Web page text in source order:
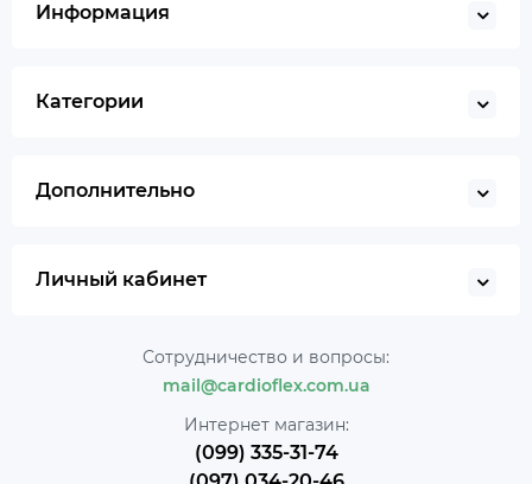
Информация
Категории
Дополнительно
Личный кабинет
Сотрудничество и вопросы:
mail@cardioflex.com.ua
Интернет магазин:
(099) 335-31-74